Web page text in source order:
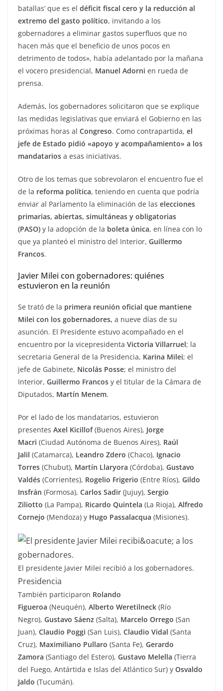
batallas’ que es el déficit fiscal cero y la reducción al
extremo del gasto político, invitando a los
gobernadores a eliminar gastos superfluos que no
hacen más que el beneficio de unos pocos en
detrimento de todos», había adelantado por la mañana
el vocero presidencial, Manuel Adorni en rueda de
prensa.
Además, los gobernadores solicitaron que se explique
las medidas legislativas que enviará el Gobierno en las
próximas horas al Congreso. Como contrapartida, el
jefe de Estado pidió «apoyo y acompañamiento» a los
mandatarios a esas iniciativas.
Otro de los temas que sobrevolaron el encuentro fue el
de la reforma política, teniendo en cuenta que podría
enviar al Parlamento la eliminación de las elecciones
primarias, abiertas, simultáneas y obligatorias
(PASO) y la adopción de la boleta única, en línea con lo
que ya planteó el ministro del Interior, Guillermo
Francos.
Javier Milei con gobernadores: quiénes
estuvieron en la reunión
Se trató de la primera reunión oficial que mantiene
Milei con los gobernadores, a nueve días de su
asunción. El Presidente estuvo acompañado en el
encuentro por la vicepresidenta Victoria Villarruel; la
secretaria General de la Presidencia, Karina Milei; el
jefe de Gabinete, Nicolás Posse; el ministro del
Interior, Guillermo Francos y el titular de la Cámara de
Diputados, Martín Menem.
Por el lado de los mandatarios, estuvieron
presentes Axel Kicillof(Buenos Aires), Jorge
Macri (Ciudad Autónoma de Buenos Aires), Raúl
Jalil (Catamarca), Leandro Zdero (Chaco), Ignacio
Torres (Chubut), Martín Llaryora (Córdoba), Gustavo
Valdés (Corrientes), Rogelio Frigerio (Entre Ríos), Gildo
Insfrán (Formosa), Carlos Sadir (Jujuy), Sergio
Ziliotto (La Pampa), Ricardo Quintela (La Rioja), Alfredo
Cornejo (Mendoza) y Hugo Passalacqua (Misiones).
El presidente Javier Milei recibió a los gobernadores.
Presidencia
También participaron Rolando
Figueroa (Neuquén), Alberto Weretilneck (Río
Negro), Gustavo Sáenz (Salta), Marcelo Orrego (San
Juan), Claudio Poggi (San Luis), Claudio Vidal (Santa
Cruz), Maximiliano Pullaro (Santa Fe), Gerardo
Zamora (Santiago del Estero), Gustavo Melella (Tierra
del Fuego, Antártida e Islas del Atlántico Sur) y Osvaldo
Jaldo (Tucumán).